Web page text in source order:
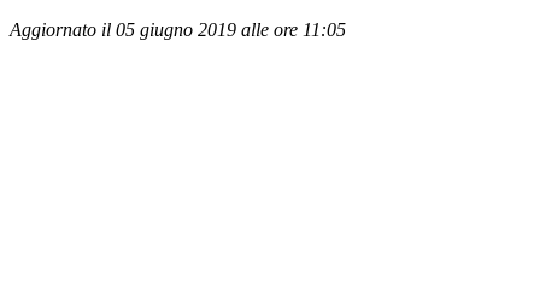
Aggiornato il 05 giugno 2019 alle ore 11:05